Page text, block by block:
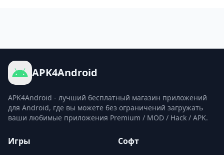
APK4Android
APK4Android - лучший бесплатный магазин приложений
для Android, где вы можете без ограничений загружать
ваши любимые приложения Premium / MOD / Hack / APK.
Игры Софт